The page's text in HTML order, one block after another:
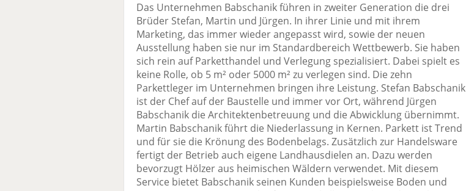
Das Unternehmen Babschanik führen in zweiter Generation die drei
Brüder Stefan, Martin und Jürgen. In ihrer Linie und mit ihrem
Marketing, das immer wieder angepasst wird, sowie der neuen
Ausstellung haben sie nur im Standardbereich Wettbewerb. Sie haben
sich rein auf Parketthandel und Verlegung spezialisiert. Dabei spielt es
keine Rolle, ob 5 m² oder 5000 m² zu verlegen sind. Die zehn
Parkettleger im Unternehmen bringen ihre Leistung. Stefan Babschanik
ist der Chef auf der Baustelle und immer vor Ort, während Jürgen
Babschanik die Architektenbetreuung und die Abwicklung übernimmt.
Martin Babschanik führt die Niederlassung in Kernen. Parkett ist Trend
und für sie die Krönung des Bodenbelags. Zusätzlich zur Handelsware
fertigt der Betrieb auch eigene Landhausdielen an. Dazu werden
bevorzugt Hölzer aus heimischen Wäldern verwendet. Mit diesem
Service bietet Babschanik seinen Kunden beispielsweise Boden und